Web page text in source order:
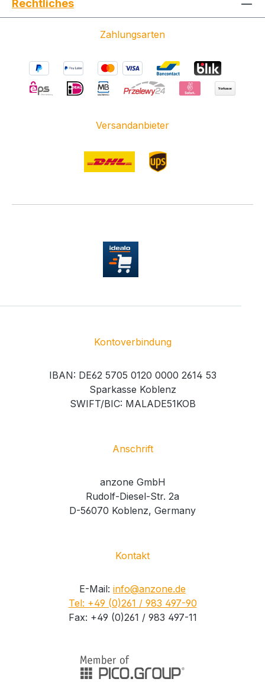
Rechtliches
Zahlungsarten
Versandanbieter
Kontoverbindung
IBAN: DE62 5705 0120 0000 2614 53
Sparkasse Koblenz
SWIFT/BIC: MALADE51KOB
Anschrift
anzone GmbH
Rudolf-Diesel-Str. 2a
D-56070 Koblenz, Germany
Kontakt
E-Mail: info@anzone.de
Tel: +49 (0)261 / 983 497-90
Fax: +49 (0)261 / 983 497-11